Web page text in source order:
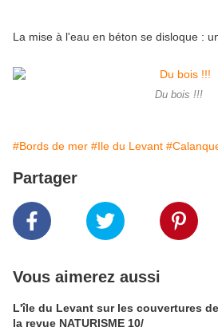
La mise à l'eau en béton se disloque :
Du bois !!!
#Bords de mer #Ile du Levant
Partager
Vous aimerez aussi
L'île du Levant sur les couvertures de
la revue NATURISME 10/